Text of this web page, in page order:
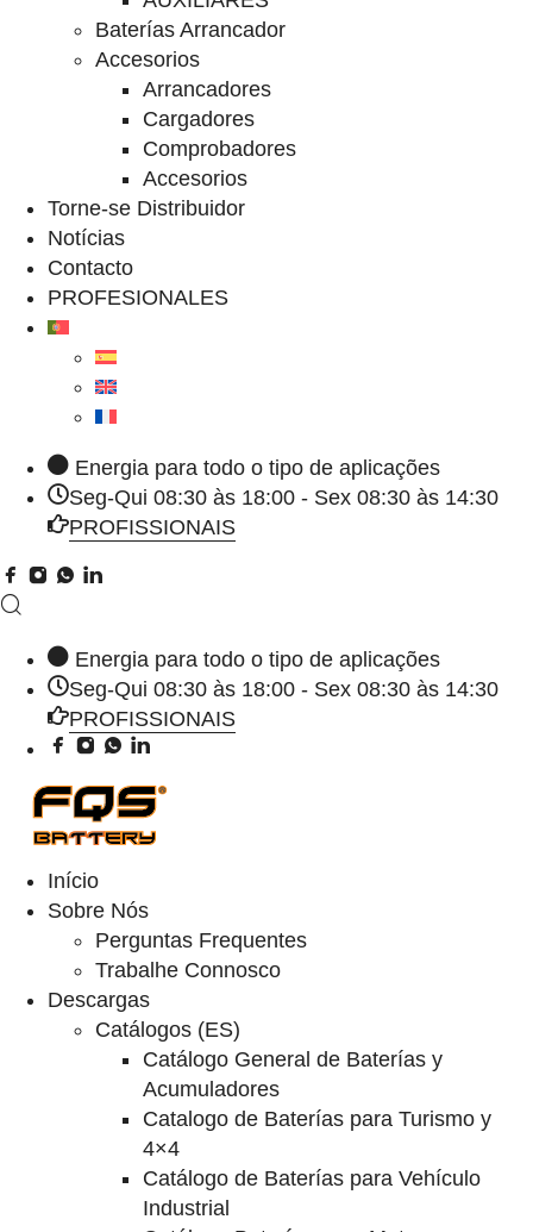
Baterías Arrancador
Accesorios
Arrancadores
Cargadores
Comprobadores
Accesorios
Torne-se Distribuidor
Notícias
Contacto
PROFESIONALES
Energia para todo o tipo de aplicações
Seg-Qui 08:30 às 18:00 - Sex 08:30 às 14:30
PROFISSIONAIS
Energia para todo o tipo de aplicações
Seg-Qui 08:30 às 18:00 - Sex 08:30 às 14:30
PROFISSIONAIS
Início
Sobre Nós
Perguntas Frequentes
Trabalhe Connosco
Descargas
Catálogos (ES)
Catálogo General de Baterías y
Acumuladores
Catalogo de Baterías para Turismo y
4×4
Catálogo de Baterías para Vehículo
Industrial